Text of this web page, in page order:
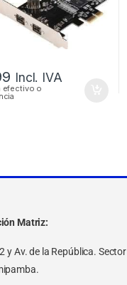
Incl. IVA
efectivo o
Matriz:
y Av. de la República. Sector